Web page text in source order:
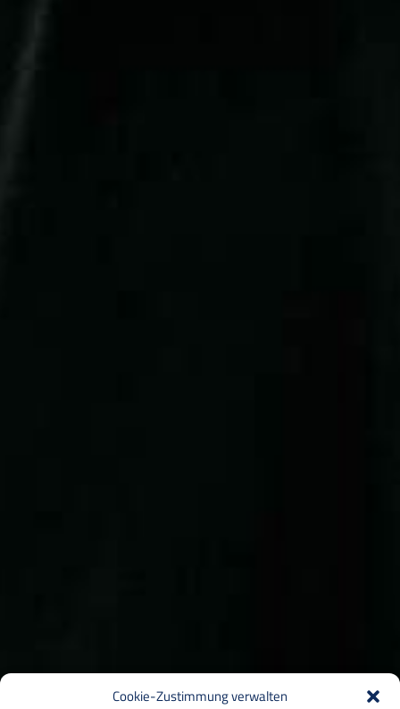
Cookie-Zustimmung verwalten